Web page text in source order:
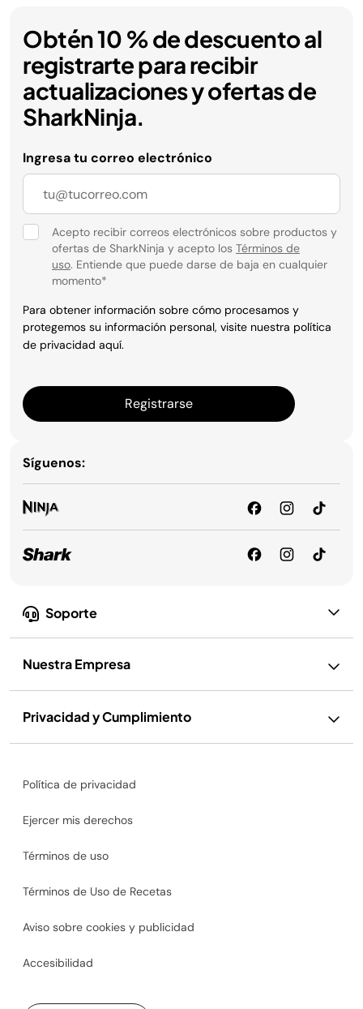
Soporte
Nuestra Empresa
Privacidad y Cumplimiento
Obtén 10 % de descuento al
registrarte para recibir
actualizaciones y ofertas de
SharkNinja.
Ingresa tu correo electrónico
Acepto recibir correos electrónicos sobre productos y
ofertas de SharkNinja y acepto los Términos de
uso. Entiende que puede darse de baja en cualquier
momento*
Para obtener información sobre cómo procesamos y
protegemos su información personal, visite nuestra política
de privacidad aquí.
Registrarse
Síguenos:
Política de privacidad
Ejercer mis derechos
Términos de uso
Términos de Uso de Recetas
Aviso sobre cookies y publicidad
Accesibilidad